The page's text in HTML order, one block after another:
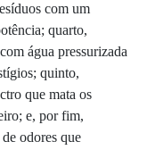
com um
quarto,
água pressurizada
quinto,
que mata os
e, por fim,
odores que